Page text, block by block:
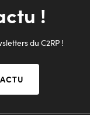
!
du C2RP !